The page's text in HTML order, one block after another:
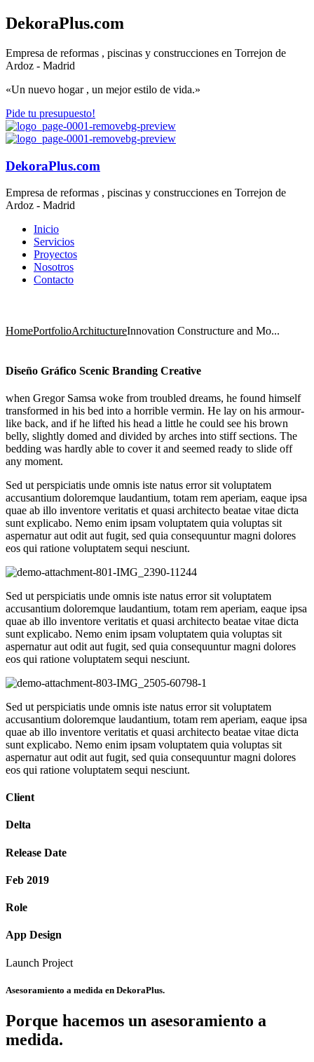
DekoraPlus.com
Empresa de reformas , piscinas y construcciones en Torrejon de
Ardoz - Madrid
«Un nuevo hogar , un mejor estilo de vida.»
Pide tu presupuesto!
DekoraPlus.com
Empresa de reformas , piscinas y construcciones en Torrejon de
Ardoz - Madrid
Inicio
Servicios
Proyectos
Nosotros
Contacto
HomePortfolioArchituctureInnovation Constructure and Mo...
Diseño Gráfico Scenic Branding Creative
when Gregor Samsa woke from troubled dreams, he found himself
transformed in his bed into a horrible vermin. He lay on his armour-
like back, and if he lifted his head a little he could see his brown
belly, slightly domed and divided by arches into stiff sections. The
bedding was hardly able to cover it and seemed ready to slide off
any moment.
Sed ut perspiciatis unde omnis iste natus error sit voluptatem
accusantium doloremque laudantium, totam rem aperiam, eaque ipsa
quae ab illo inventore veritatis et quasi architecto beatae vitae dicta
sunt explicabo. Nemo enim ipsam voluptatem quia voluptas sit
aspernatur aut odit aut fugit, sed quia consequuntur magni dolores
eos qui ratione voluptatem sequi nesciunt.
Sed ut perspiciatis unde omnis iste natus error sit voluptatem
accusantium doloremque laudantium, totam rem aperiam, eaque ipsa
quae ab illo inventore veritatis et quasi architecto beatae vitae dicta
sunt explicabo. Nemo enim ipsam voluptatem quia voluptas sit
aspernatur aut odit aut fugit, sed quia consequuntur magni dolores
eos qui ratione voluptatem sequi nesciunt.
Sed ut perspiciatis unde omnis iste natus error sit voluptatem
accusantium doloremque laudantium, totam rem aperiam, eaque ipsa
quae ab illo inventore veritatis et quasi architecto beatae vitae dicta
sunt explicabo. Nemo enim ipsam voluptatem quia voluptas sit
aspernatur aut odit aut fugit, sed quia consequuntur magni dolores
eos qui ratione voluptatem sequi nesciunt.
Client
Delta
Release Date
Feb 2019
Role
App Design
Launch Project
Asesoramiento a medida en DekoraPlus.
Porque hacemos un asesoramiento a
medida.